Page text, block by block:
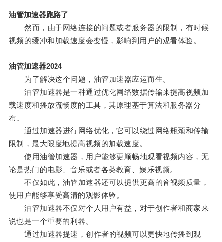
油管加速器跑路了
然而，由于网络连接的问题或者服务器的限制，有时候
视频的缓冲和加载速度会变慢，影响到用户的观看体验。
油管加速器2024
为了解决这个问题，油管加速器应运而生。
油管加速器是一种通过优化网络数据传输来提高视频加
载速度和播放流畅度的工具，其原理基于算法和服务器分
布。
通过加速器进行网络优化，它可以绕过网络瓶颈和传输
限制，最大限度地提高视频的加载速度。
使用油管加速器，用户能够更顺畅地观看视频内容，无
论是热门的电影、音乐或者各类教育、娱乐视频。
不仅如此，油管加速器还可以提供更高的音视频质量，
使用户能够享受高清的观影体验。
油管加速器不仅对个人用户有益，对于创作者和商家来
说也是一个重要的利器。
通过加速器提速，创作者的视频可以更快地传播到观